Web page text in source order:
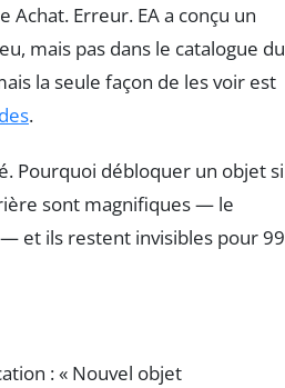
Erreur. EA a conçu un
mais pas dans le catalogue du
la seule façon de les voir est
.
Pourquoi débloquer un objet si
sont magnifiques — le
et ils restent invisibles pour 99
: « Nouvel objet